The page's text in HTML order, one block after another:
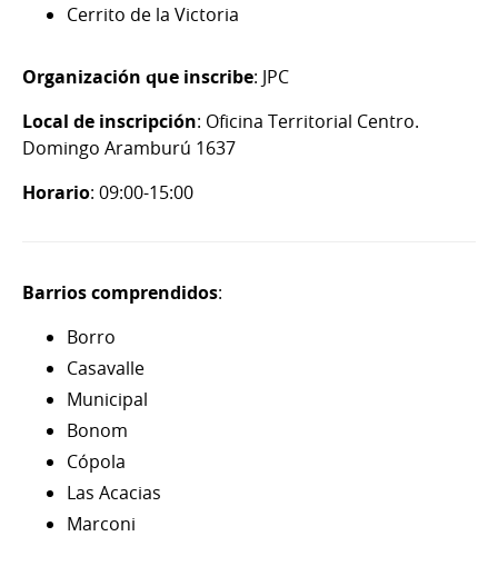
Cerrito de la Victoria
Organización que inscribe: JPC
Local de inscripción: Oficina Territorial Centro.
Domingo Aramburú 1637
Horario: 09:00-15:00
Barrios comprendidos:
Borro
Casavalle
Municipal
Bonom
Cópola
Las Acacias
Marconi